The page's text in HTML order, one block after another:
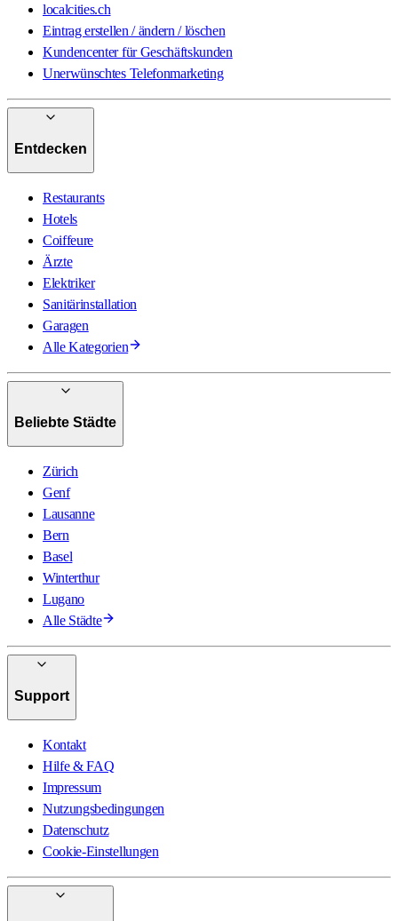
localcities.ch
Eintrag erstellen / ändern / löschen
Kundencenter für Geschäftskunden
Unerwünschtes Telefonmarketing
Entdecken
Restaurants
Hotels
Coiffeure
Ärzte
Elektriker
Sanitärinstallation
Garagen
Alle Kategorien
Beliebte Städte
Zürich
Genf
Lausanne
Bern
Basel
Winterthur
Lugano
Alle Städte
Support
Kontakt
Hilfe & FAQ
Impressum
Nutzungsbedingungen
Datenschutz
Cookie-Einstellungen